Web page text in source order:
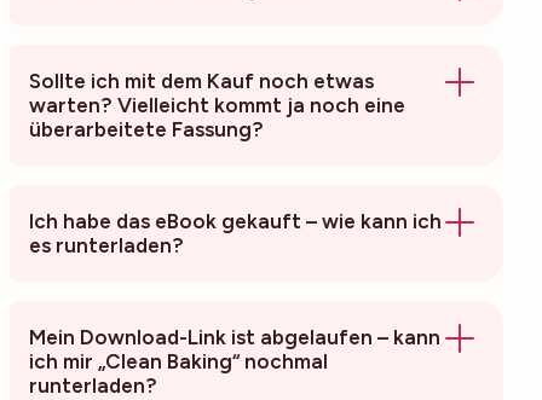
Sollte ich mit dem Kauf noch etwas
warten? Vielleicht kommt ja noch eine
überarbeitete Fassung?
Ich habe das eBook gekauft – wie kann ich
es runterladen?
Mein Download-Link ist abgelaufen – kann
ich mir „Clean Baking“ nochmal
runterladen?